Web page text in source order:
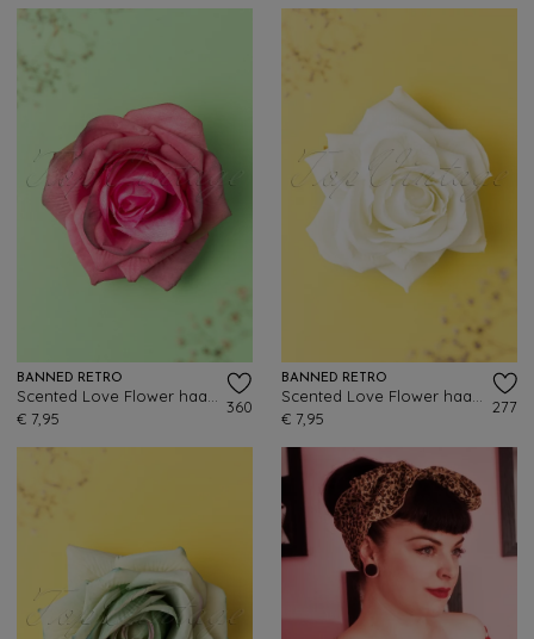
BANNED RETRO
€ 7,95
360
BANNED RETRO
€ 7,95
277